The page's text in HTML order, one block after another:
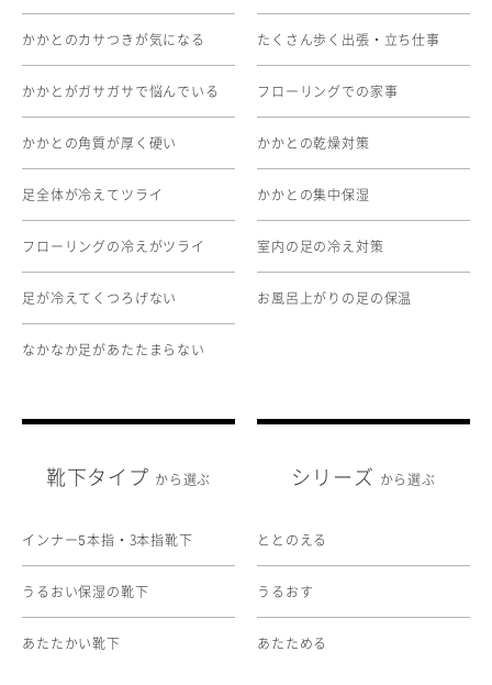
かかとのカサつきが気になる
かかとがガサガサで悩んでいる
かかとの角質が厚く硬い
足全体が冷えてツライ
フローリングの冷えがツライ
足が冷えてくつろげない
なかなか足があたたまらない
たくさん歩く出張・立ち仕事
フローリングでの家事
かかとの乾燥対策
かかとの集中保湿
室内の足の冷え対策
お風呂上がりの足の保温
靴下タイプ から選ぶ
インナー5本指・3本指靴下
うるおい保湿の靴下
あたたかい靴下
シリーズ から選ぶ
ととのえる
うるおす
あたためる